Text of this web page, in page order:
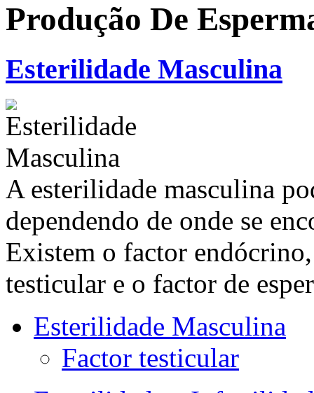
Produção De
Esterilidade Masculina
A esterilidade masculina
dependendo de onde se
Existem o factor
testicular e o factor de
Esterilidade Masculina
Factor testicular